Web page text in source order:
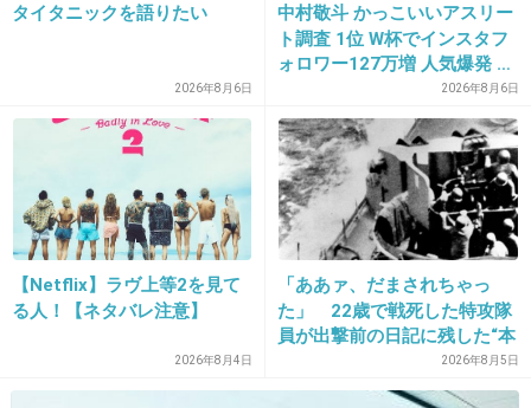
一人で成田空港に行って飛行機を眺めました
そして帰りにタバコを自販機で買って（LARKだった）外で
一本吸ってみて部屋に戻りました
30歳の誕生日も空港に行こうかなーと思っています
+10 -1
15. 匿名2013/05/18(土) 16:46:32
彼氏が0時ぴったりに「おめでとう」と、ダイ
アのネックレスをプレゼントしてくれました！
それが今の旦那さん！
タイタニックを語りたい
2026年8月6日
中村敬斗 かっこいいアスリー
ト調査 1位 W杯でインスタフ
ォロワー127万増 人気爆発 …
2位 高橋藍 3位 大谷翔平2026年8月6日
【Netflix】ラヴ上等2を見て
る人！【ネタバレ注意】
2026年8月4日
「ああァ、だまされちゃっ
た」 22歳で戦死した特攻隊
員が出撃前の日記に残した“本
2026年8月5日